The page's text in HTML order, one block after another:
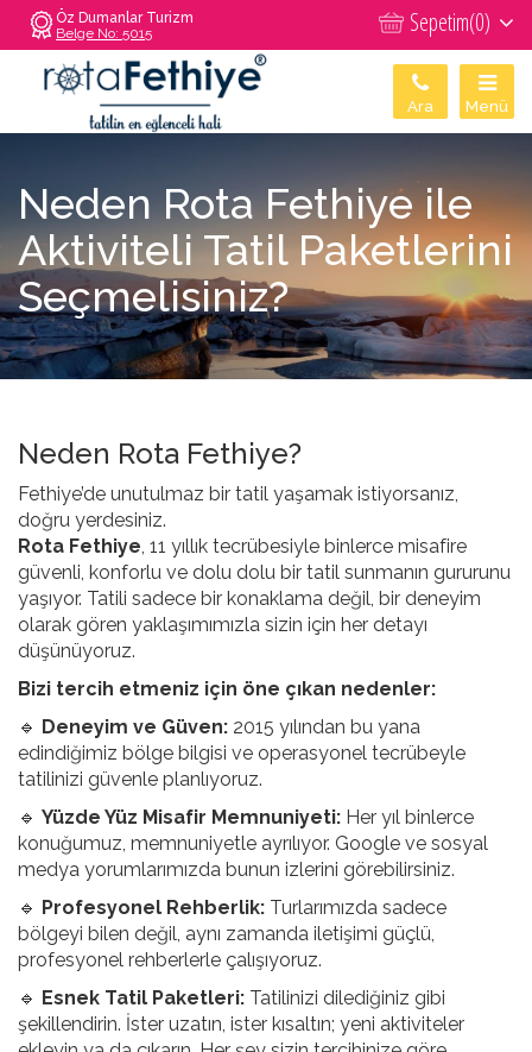
Sepetim(0)
Öz Dumanlar Turizm
Belge No: 5015
Menü
Ara
Neden Rota Fethiye ile
Aktiviteli Tatil Paketlerini
Seçmelisiniz?
Neden Rota Fethiye?
Fethiye’de unutulmaz bir tatil yaşamak istiyorsanız,
doğru yerdesiniz.
Rota Fethiye, 11 yıllık tecrübesiyle binlerce misafire
güvenli, konforlu ve dolu dolu bir tatil sunmanın gururunu
yaşıyor. Tatili sadece bir konaklama değil, bir deneyim
olarak gören yaklaşımımızla sizin için her detayı
düşünüyoruz.
Bizi tercih etmeniz için öne çıkan nedenler:
🔹 Deneyim ve Güven: 2015 yılından bu yana
edindiğimiz bölge bilgisi ve operasyonel tecrübeyle
tatilinizi güvenle planlıyoruz.
🔹 Yüzde Yüz Misafir Memnuniyeti: Her yıl binlerce
konuğumuz, memnuniyetle ayrılıyor. Google ve sosyal
medya yorumlarımızda bunun izlerini görebilirsiniz.
🔹 Profesyonel Rehberlik: Turlarımızda sadece
bölgeyi bilen değil, aynı zamanda iletişimi güçlü,
profesyonel rehberlerle çalışıyoruz.
🔹 Esnek Tatil Paketleri: Tatilinizi dilediğiniz gibi
şekillendirin. İster uzatın, ister kısaltın; yeni aktiviteler